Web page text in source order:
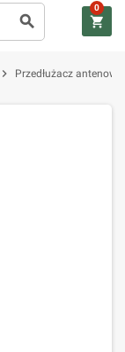
search shopping_cart
0
chevron_right Przedłużacz